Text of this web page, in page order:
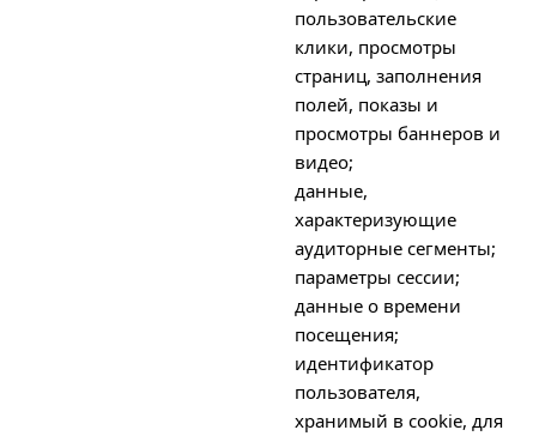
пользовательские
клики, просмотры
страниц, заполнения
полей, показы и
просмотры баннеров и
видео;
данные,
характеризующие
аудиторные сегменты;
параметры сессии;
данные о времени
посещения;
идентификатор
пользователя,
хранимый в cookie, для